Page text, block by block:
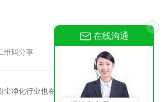
维码分享
尘净化行业也在不断迭代更新。
x
在线沟通